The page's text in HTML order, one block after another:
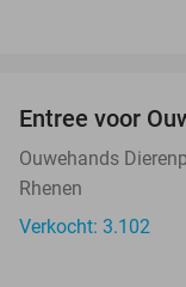
Entree voor
Ouwehands
Rhenen
Verkocht: 3.102